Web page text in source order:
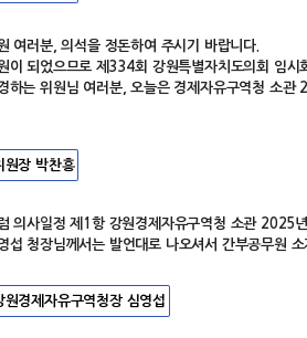
여러분, 의석을 정돈하여 주시기 바랍니다.
이 되었으므로 제334회 강원특별자치도의회 임시
하는 위원님 여러분, 오늘은 경제자유구역청 소관
장 박찬흥
의사일정 제1항 강원경제자유구역청 소관 2025
섭 청장님께서는 발언대로 나오셔서 간부공무원
경제자유구역청장 심영섭